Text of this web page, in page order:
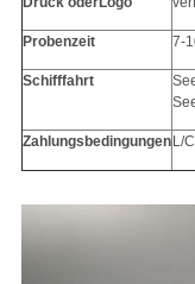
Probenzeit 7-
Schifffahrt
ZahlungsbedingungenL/